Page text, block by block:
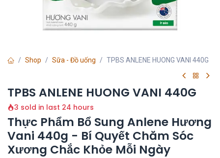
Shop Sữa - Đồ uống TPBS ANLENE HUONG VANI 440G
TPBS ANLENE HUONG VANI 440G
3 sold in last 24 hours
Thực Phẩm Bổ Sung Anlene Hương
Vani 440g - Bí Quyết Chăm Sóc
Xương Chắc Khỏe Mỗi Ngày